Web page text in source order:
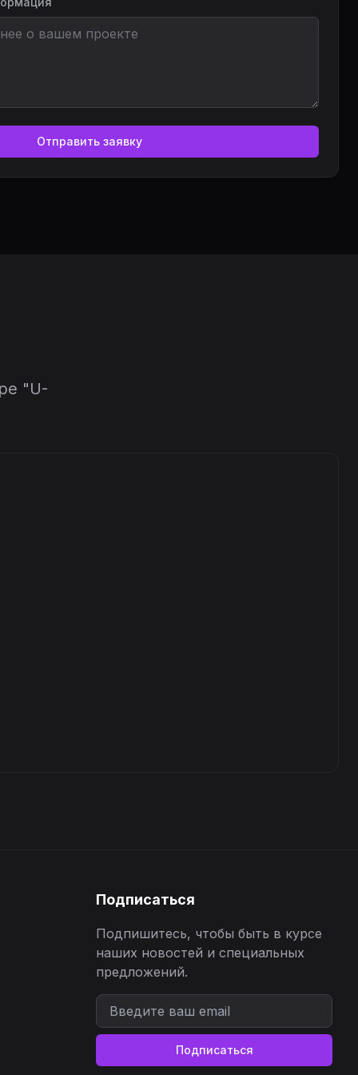
Отправить заявку
"U-
Подписаться
Подпишитесь, чтобы быть в курсе
наших новостей и специальных
предложений.
Подписаться